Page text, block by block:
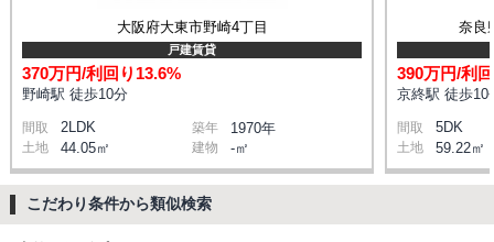
大阪府大東市野崎4丁目
戸建賃貸
370万円/利回り13.6%
野崎駅 徒歩10分
間取 2LDK 築年 1970年
土地 44.05㎡ 建物 -㎡
奈良
390万円/利
京終駅 徒歩10
間取 5DK
土地 59.22㎡
こだわり条件から類似検索